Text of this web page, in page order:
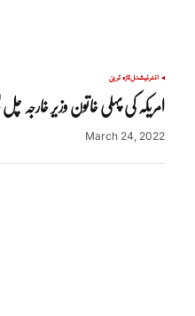
انٹرنیشنلتازہ ترین
امریکہ کی پہلی خاتون وزیر خارجہ
March 24, 2022